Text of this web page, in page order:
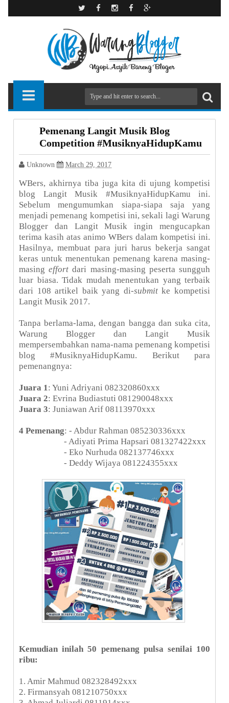
Pemenang Langit Musik Blog
Competition #MusiknyaHidupKamu
Unknown March 29, 2017
WBers, akhirnya tiba juga kita di ujung kompetisi
blog Langit Musik #MusiknyaHidupKamu ini.
Sebelum mengumumkan siapa-siapa saja yang
menjadi pemenang kompetisi ini, sekali lagi Warung
Blogger dan Langit Musik ingin mengucapkan
terima kasih atas animo WBers dalam kompetisi ini.
Hasilnya, membuat para juri harus bekerja sangat
keras untuk menentukan pemenang karena masing-
masingeffort dari masing-masing peserta sungguh
luar biasa. Tidak mudah menentukan yang terbaik
dari 108 artikel baik yang di-submitke kompetisi
Langit Musik 2017.
Tanpa berlama-lama, dengan bangga dan suka cita,
Warung Blogger dan Langit Musik
mempersembahkan nama-nama pemenang kompetisi
blog #MusiknyaHidupKamu. Berikut para
pemenangnya:
Juara 1: Yuni Adriyani 082320860xxx
Juara 2: Evrina Budiastuti 081290048xxx
Juara 3: Juniawan Arif 08113970xxx
4 Pemenang: - Abdur Rahman 085230336xxx
- Adiyati Prima Hapsari 081327422xxx
- Eko Nurhuda 082137746xxx
- Deddy Wijaya 081224355xxx
Kemudian inilah 50 pemenang pulsa senilai 100
ribu:
1. Amir Mahmud 082328492xxx
2. Firmansyah 081210750xxx